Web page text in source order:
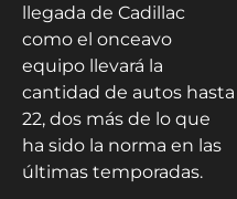
llegada de Cadillac
como el onceavo
equipo llevará la
cantidad de autos hasta
22, dos más de lo que
ha sido la norma en las
últimas temporadas.